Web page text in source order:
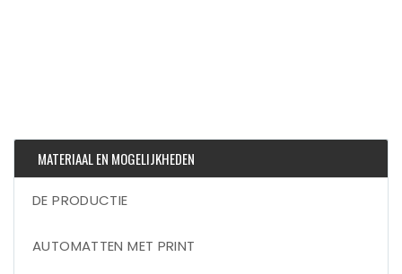
MATERIAAL EN MOGELIJKHEDEN
DE PRODUCTIE
AUTOMATTEN MET PRINT